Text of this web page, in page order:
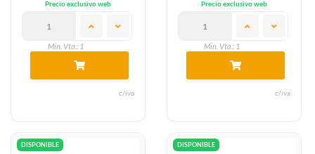
Precio exclusivo web
Min. Vta.: 1
c/iva
Precio exclusivo web
Min. Vta.: 1
c/iva
DISPONIBLE DISPONIBLE